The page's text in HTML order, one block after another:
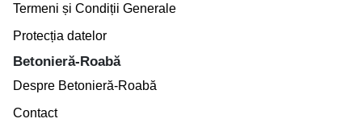
Termeni și Condiții Generale
Protecția datelor
Betonieră-Roabă
Despre Betonieră-Roabă
Contact